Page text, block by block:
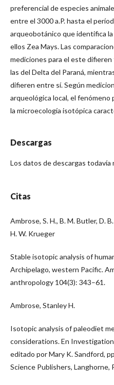
preferencial de especies
entre el 3000 a.P. hasta el
arqueobotánico que identifica
ellos Zea Mays. Las
mediciones para el este
las del Delta del Paraná,
difieren entre sí. Según
arqueológica local, el
la microecología isotópica
Descargas
Los datos de descargas
Citas
Ambrose, S. H., B. M. Butler, D.
H. W. Krueger
Stable isotopic analysis of
Archipelago, western Pacific.
anthropology 104(3): 343–61.
Ambrose, Stanley H.
Isotopic analysis of paleodiet
considerations. En
editado por Mary K. Sandford,
Science Publishers, Langhorne,